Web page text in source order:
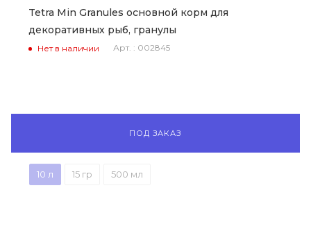
Tetra Min Granules основной корм для
декоративных рыб, гранулы
Нет в наличии Арт. : 002845
ПОД ЗАКАЗ
10 л 15 гр 500 мл